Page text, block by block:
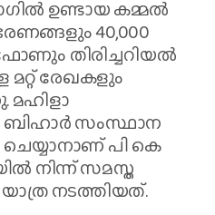
ഉണ്ടായ കമ്മൽ
40,000
തിരിച്ചറിയൽ
രേഖകളും
മഹിളാ
സംസ്ഥാന
പി കെ
നിന്ന് സമസ്ത
നടത്തിയത്.